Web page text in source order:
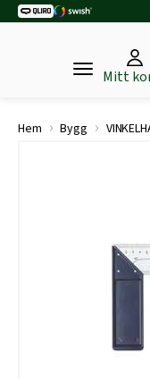
Mitt
Hem › Bygg ›